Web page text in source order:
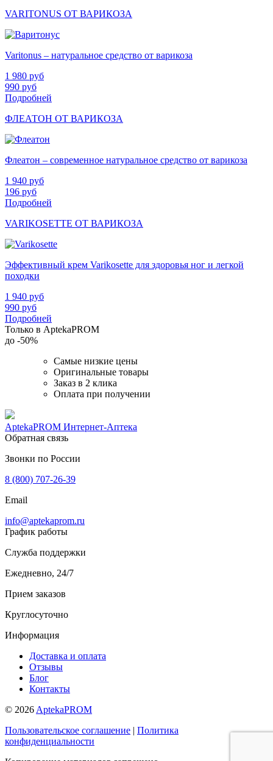
VARITONUS ОТ ВАРИКОЗА
Varitonus – натуральное средство от варикоза
1 980 руб
990 руб
Подробней
ФЛЕАТОН ОТ ВАРИКОЗА
Флеатон – современное натуральное средство от варикоза
1 940 руб
196 руб
Подробней
VARIKOSETTE ОТ ВАРИКОЗА
Эффективный крем Varikosette для здоровья ног и легкой
походки
1 940 руб
990 руб
Подробней
Только в AptekaPROM
до -50%
Самые низкие цены
Оригинальные товары
Заказ в 2 клика
Оплата при получении
AptekaPROM Интернет-Аптека
Обратная связь
Звонки по России
8 (800) 707-26-39
Email
info@aptekaprom.ru
График работы
Служба поддержки
Ежедневно, 24/7
Прием заказов
Круглосуточно
Информация
Доставка и оплата
Отзывы
Блог
Контакты
© 2026 AptekaPROM
Пользовательское соглашение | Политика
конфиденциальности